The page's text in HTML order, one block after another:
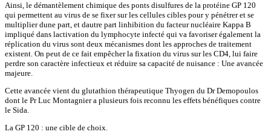
Ainsi, le démantèlement chimique des ponts disulfures de la protéine GP 120
qui permettent au virus de se fixer sur les cellules cibles pour y pénétrer et se
multiplier dune part, et dautre part linhibition du facteur nucléaire Kappa B
impliqué dans lactivation du lymphocyte infecté qui va favoriser également la
réplication du virus sont deux mécanismes dont les approches de traitement
existent. On peut de ce fait empêcher la fixation du virus sur les CD4, lui faire
perdre son caractère infectieux et réduire sa capacité de nuisance : Une avancée
majeure.
Cette avancée vient du glutathion thérapeutique Thyogen du Dr Demopoulos
dont le Pr Luc Montagnier a plusieurs fois reconnu les effets bénéfiques contre
le Sida.
La GP 120 : une cible de choix.